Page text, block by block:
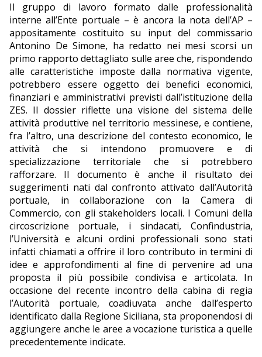
Il gruppo di lavoro formato dalle professionalità
interne all’Ente portuale – è ancora la nota dell’AP –
appositamente costituito su input del commissario
Antonino De Simone, ha redatto nei mesi scorsi un
primo rapporto dettagliato sulle aree che, rispondendo
alle caratteristiche imposte dalla normativa vigente,
potrebbero essere oggetto dei benefici economici,
finanziari e amministrativi previsti dall’istituzione della
ZES. Il dossier riflette una visione del sistema delle
attività produttive nel territorio messinese, e contiene,
fra l’altro, una descrizione del contesto economico, le
attività che si intendono promuovere e di
specializzazione territoriale che si potrebbero
rafforzare. Il documento è anche il risultato dei
suggerimenti nati dal confronto attivato dall’Autorità
portuale, in collaborazione con la Camera di
Commercio, con gli stakeholders locali. I Comuni della
circoscrizione portuale, i sindacati, Confindustria,
l’Università e alcuni ordini professionali sono stati
infatti chiamati a offrire il loro contributo in termini di
idee e approfondimenti al fine di pervenire ad una
proposta il più possibile condivisa e articolata. In
occasione del recente incontro della cabina di regia
l’Autorità portuale, coadiuvata anche dall’esperto
identificato dalla Regione Siciliana, sta proponendosi di
aggiungere anche le aree a vocazione turistica a quelle
precedentemente indicate.